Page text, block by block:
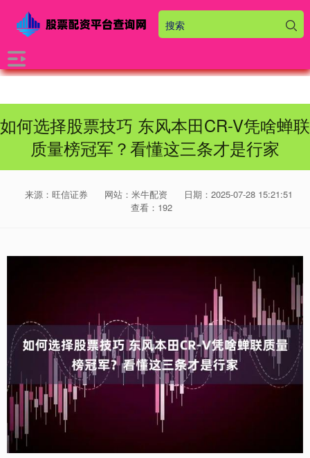
如何选择股票技巧 东风本田CR-V凭啥蝉联
质量榜冠军？看懂这三条才是行家
来源：旺信证券 网站：米牛配资
日期：2025-07-28 15:21:51
查看：192